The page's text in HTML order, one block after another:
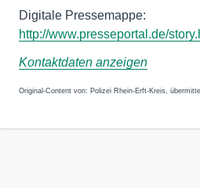
http://www.presseportal.de/
Kontaktdaten anzeigen
Original-Content von: Polizei Rhein-Erft-Kreis,